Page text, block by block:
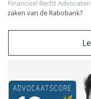
Financieel Recht Advocaten
zaken van de Rabobank?